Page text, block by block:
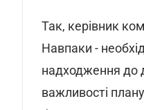
Так, керівник
Навпаки -
надходження до
важливості